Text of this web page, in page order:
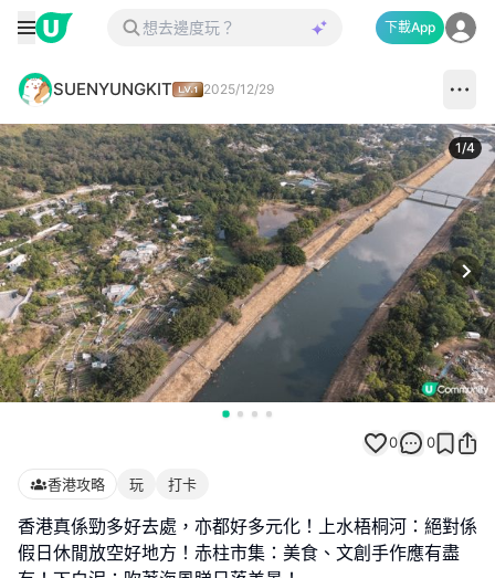
下載App
SUENYUNGKIT 2025/12/29
1/4
0 0
香港攻略 玩 打卡
香港真係勁多好去處，亦都好多元化！上水梧桐河：絕對係
假日休閒放空好地方！赤柱市集：美食、文創手作應有盡